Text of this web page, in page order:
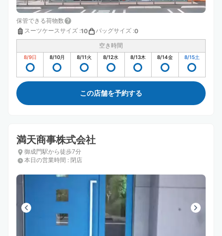
保管できる荷物数
スーツケースサイズ :10 バッグサイズ :0
空き時間
8/9日 8/10月 8/11火 8/12水 8/13木 8/14金 8/15土
この店舗を予約する
満天商事株式会社
御成門駅から徒歩7分
本日の営業時間 : 閉店